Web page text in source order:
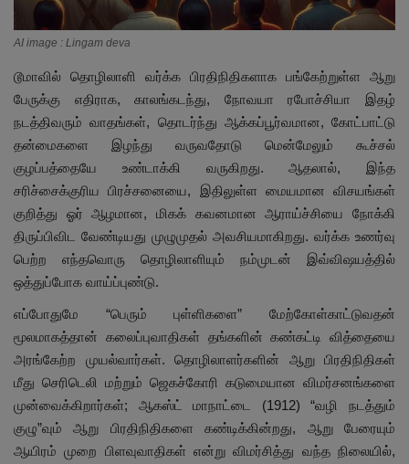
AI image : Lingam deva
டூமாவில் தொழிலாளி வர்க்க பிரதிநிதிகளாக பங்கேற்றுள்ள ஆறு
பேருக்கு எதிராக, காலங்கடந்து, நோவயா ரபோச்சியா இதழ்
நடத்திவரும் வாதங்கள், தொடர்ந்து ஆக்கப்பூர்வமான, கோட்பாட்டு
தன்மைகளை இழந்து வருவதோடு மென்மேலும் கூச்சல்
குழப்பத்தையே உண்டாக்கி வருகிறது. ஆதலால், இந்த
சரிச்சைக்குரிய பிரச்சனையை, இதிலுள்ள மையமான விசயங்கள்
குறித்து ஓர் ஆழமான, மிகக் கவனமான ஆராய்ச்சியை நோக்கி
திருப்பிவிட வேண்டியது முழுமுதல் அவசியமாகிறது. வர்க்க உணர்வு
பெற்ற எந்தவொரு தொழிலாளியும் நம்முடன் இவ்விஷயத்தில்
ஒத்துப்போக வாய்ப்புண்டு.
எப்போதுமே “பெரும் புள்ளிகளை” மேற்கோள்காட்டுவதன்
மூலமாகத்தான் கலைப்புவாதிகள் தங்களின் கண்கட்டி வித்தையை
அரங்கேற்ற முயல்வார்கள். தொழிலாளர்களின் ஆறு பிரதிநிதிகள்
மீது செரிடெலி மற்றும் ஜெகச்கோரி கடுமையான விமர்சனங்களை
முன்வைக்கிறார்கள்; ஆகஸ்ட் மாநாட்டை (1912) “வழி நடத்தும்
குழு”வும் ஆறு பிரதிநிதிகளை கண்டிக்கின்றது, ஆறு பேரையும்
ஆயிரம் முறை பிளவுவாதிகள் என்று விமர்சித்து வந்த நிலையில்,